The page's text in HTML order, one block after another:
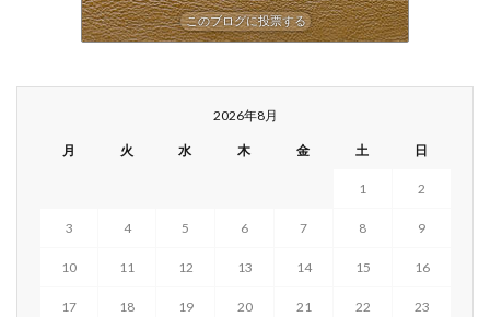
このブログに投票する
2026年8月
月 火 水 木 金 土 日
1 2
3 4 5 6 7 8 9
10 11 12 13 14 15 16
17 18 19 20 21 22 23